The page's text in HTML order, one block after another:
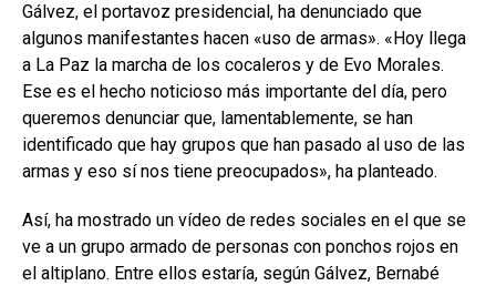
Gálvez, el portavoz presidencial, ha denunciado que
algunos manifestantes hacen «uso de armas». «Hoy llega
a La Paz la marcha de los cocaleros y de Evo Morales.
Ese es el hecho noticioso más importante del día, pero
queremos denunciar que, lamentablemente, se han
identificado que hay grupos que han pasado al uso de las
armas y eso sí nos tiene preocupados», ha planteado.
Así, ha mostrado un vídeo de redes sociales en el que se
ve a un grupo armado de personas con ponchos rojos en
el altiplano. Entre ellos estaría, según Gálvez, Bernabé